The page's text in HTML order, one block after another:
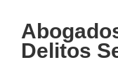
Delitos